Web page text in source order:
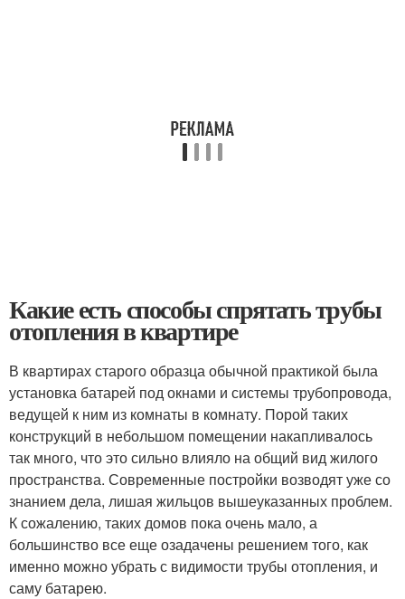
Какие есть способы спрятать трубы
отопления в квартире
В квартирах старого образца обычной практикой была
установка батарей под окнами и системы трубопровода,
ведущей к ним из комнаты в комнату. Порой таких
конструкций в небольшом помещении накапливалось
так много, что это сильно влияло на общий вид жилого
пространства. Современные постройки возводят уже со
знанием дела, лишая жильцов вышеуказанных проблем.
К сожалению, таких домов пока очень мало, а
большинство все еще озадачены решением того, как
именно можно убрать с видимости трубы отопления, и
саму батарею.